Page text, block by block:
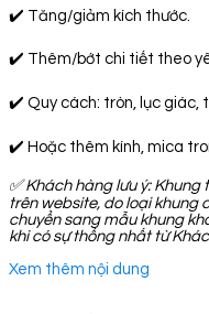
✔️ Tăng/giảm kích thước.
✔️ Thêm/bớt chi tiết theo
✔️ Quy cách: tròn, lục giác,
✔️ Hoặc thêm kính, mica
✅Khách hàng lưu ý: Khung
trên website, do loại khung
chuyển sang mẫu khung
khi có sự thống nhất từ
Xem thêm nội dung